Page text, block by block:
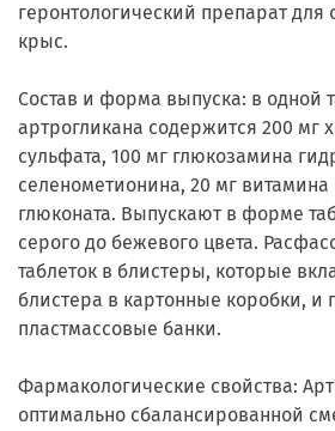
геронтологический препарат для
крыс.
Состав и форма выпуска: в одной
артрогликана содержится 200 мг
сульфата, 100 мг глюкозамина
селенометионина, 20 мг витамина
глюконата. Выпускают в форме
серого до бежевого цвета.
таблеток в блистеры, которые
блистера в картонные коробки, и
пластмассовые банки.
Фармакологические свойства:
оптимально сбалансированной